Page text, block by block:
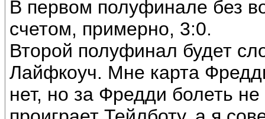
В первом полуфинале без
счетом, примерно, 3:0.
Второй полуфинал будет
Лайфкоуч. Мне карта
нет, но за Фредди болеть